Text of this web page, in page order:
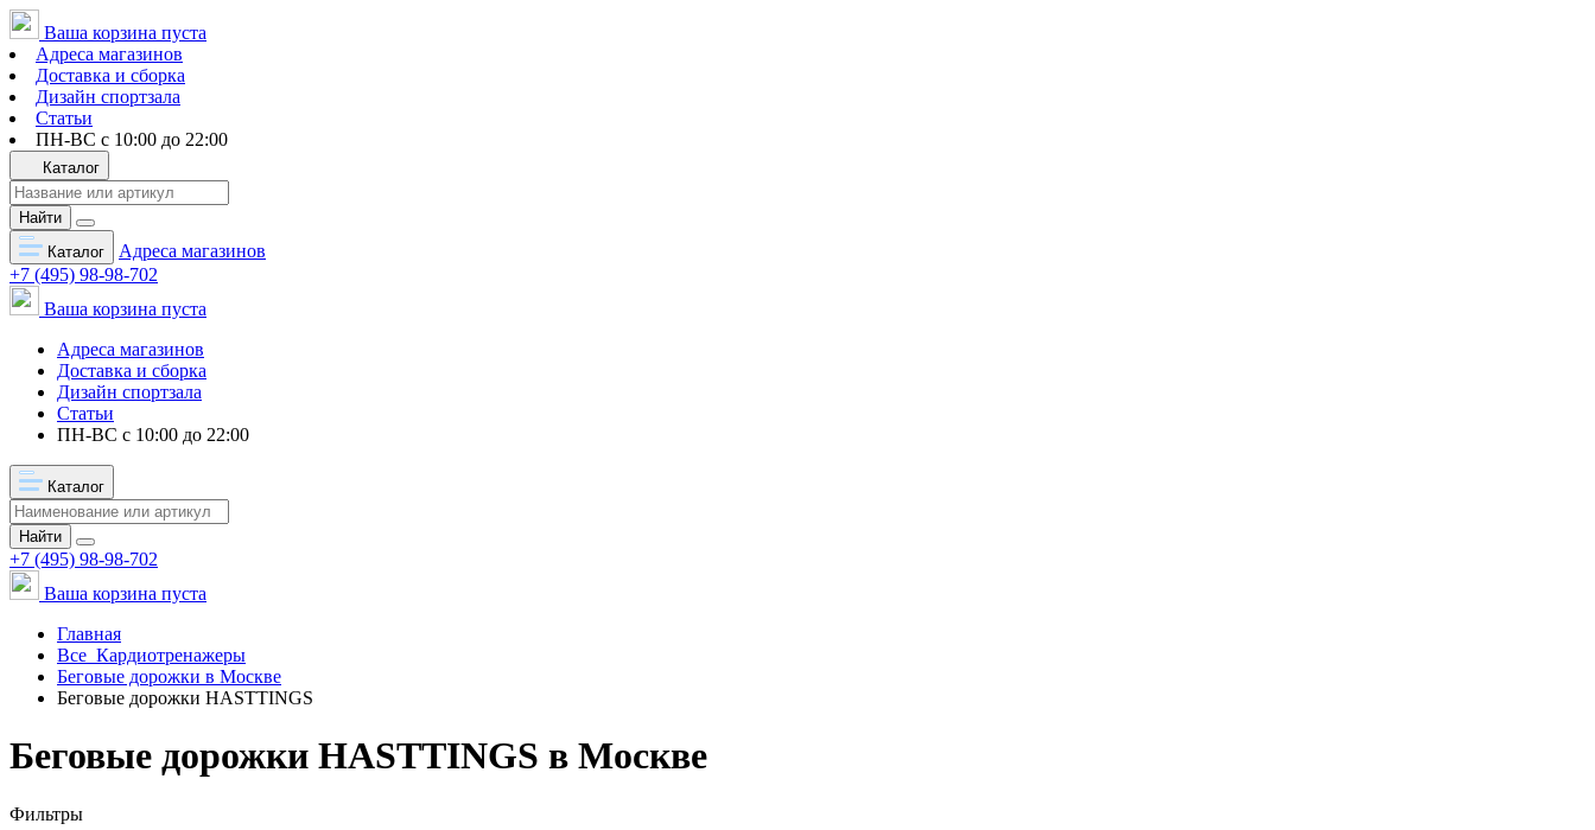
Ваша корзина пуста
Адреса магазинов
Доставка и сборка
Дизайн спортзала
Статьи
ПН-ВС с 10:00 до 22:00
Каталог
Найти
Каталог
Адреса магазинов
+7 (495) 98-98-702
Ваша корзина пуста
Адреса магазинов
Доставка и сборка
Дизайн спортзала
Статьи
ПН-ВС с 10:00 до 22:00
Каталог
Найти
+7 (495) 98-98-702
Ваша корзина пуста
Главная
Все Кардиотренажеры
Беговые дорожки в Москве
Беговые дорожки HASTTINGS
Беговые дорожки HASTTINGS в Москве
Фильтры